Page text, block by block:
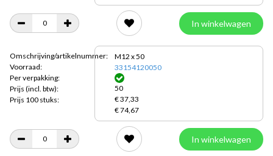
In winkelwagen
Omschrijving/artikelnummer:
Voorraad:
Per verpakking:
Prijs (incl. btw):
Prijs 100 stuks:
M12 x 50
33154120050
50
€ 37,33
€ 74,67
In winkelwagen